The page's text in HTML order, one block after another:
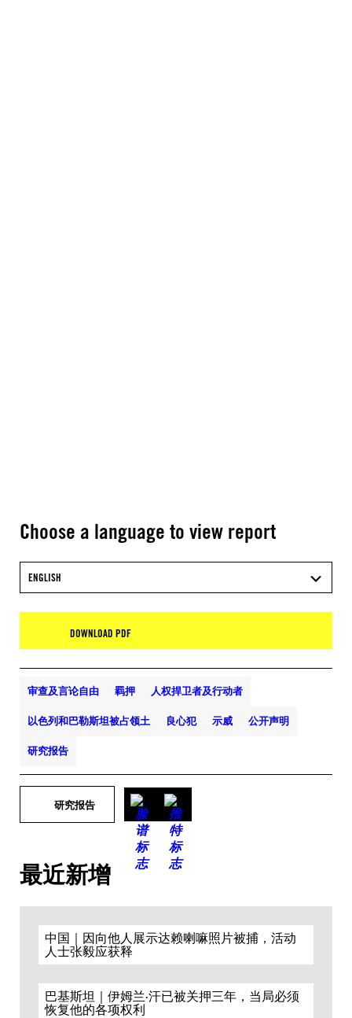
Choose a language to view report
ENGLISH
DOWNLOAD PDF
审查及言论自由 羁押 人权捍卫者及行动者
以色列和巴勒斯坦被占领土 良心犯 示威 公开声明
研究报告
研究报告
最近新增
中国｜因向他人展示达赖喇嘛照片被捕，活动
人士张毅应获释
巴基斯坦｜伊姆兰·汗已被关押三年，当局必须
恢复他的各项权利